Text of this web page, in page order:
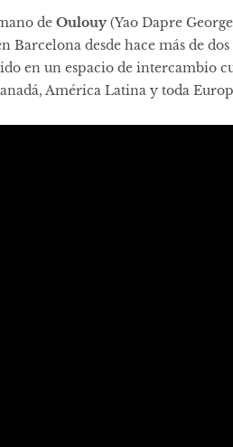
de Oulouy(Yao Dapre
desde hace más de
en un espacio de intercambio
América Latina y toda